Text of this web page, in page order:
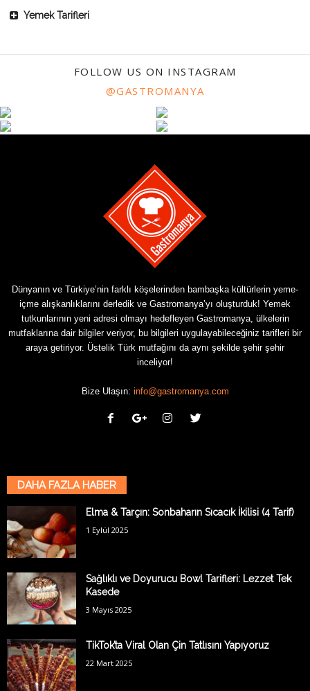
Yemek Tarifleri
FOLLOW US ON INSTAGRAM
@GASTROMANYA
Dünyanın ve Türkiye’nin farklı köşelerinden bambaşka kültürlerin yeme-
içme alışkanlıklarını derledik ve Gastromanya’yı oluşturduk! Yemek
tutkunlarının yeni adresi olmayı hedefleyen Gastromanya, ülkelerin
mutfaklarına dair bilgiler veriyor, bu bilgileri uygulayabileceğiniz tarifleri bir
araya getiriyor. Üstelik Türk mutfağını da aynı şekilde şehir şehir
inceliyor!
Bize Ulaşın: info@gastromanya.com
DAHA FAZLA HABER
Elma & Tarçın: Sonbaharın Sıcacık İkilisi (4 Tarif)
1 Eylül 2025
Sağlıklı ve Doyurucu Bowl Tarifleri: Lezzet Tek
Kasede
3 Mayıs 2025
TikTok’ta Viral Olan Çin Tatlısını Yapıyoruz
22 Mart 2025